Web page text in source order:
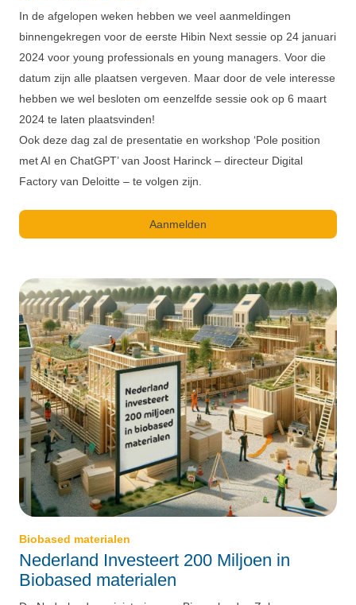
In de afgelopen weken hebben we veel aanmeldingen
binnengekregen voor de eerste Hibin Next sessie op 24 januari
2024 voor young professionals en young managers. Voor die
datum zijn alle plaatsen vergeven. Maar door de vele interesse
hebben we wel besloten om eenzelfde sessie ook op 6 maart
2024 te laten plaatsvinden!
Ook deze dag zal de presentatie en workshop ‘Pole position
met AI en ChatGPT’ van Joost Harinck – directeur Digital
Factory van Deloitte – te volgen zijn.
Aanmelden
Biobased materialen
Nederland Investeert 200 Miljoen in
Biobased materialen